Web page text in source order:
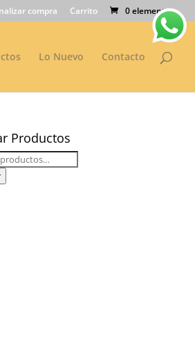
compra Carrito 0 elementos
Lo Nuevo Contacto
Productos